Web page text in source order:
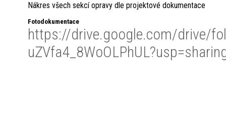
Nákres všech sekcí opravy dle projektové dokumentace
Fotodokumentace
https://drive.google.com/drive/